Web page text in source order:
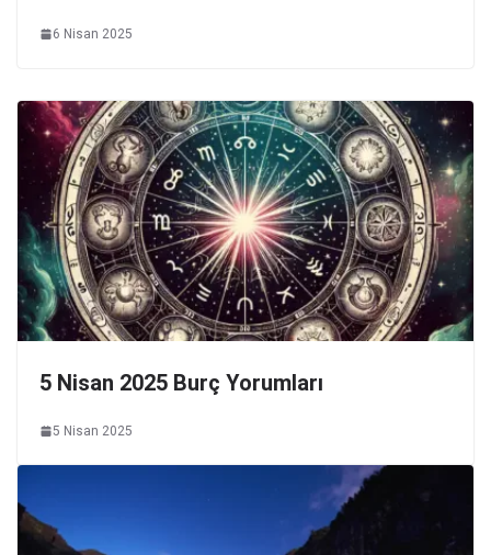
6 Nisan 2025
5 Nisan 2025 Burç Yorumları
5 Nisan 2025